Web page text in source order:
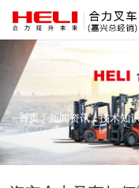
首页/新闻资讯 /技术知